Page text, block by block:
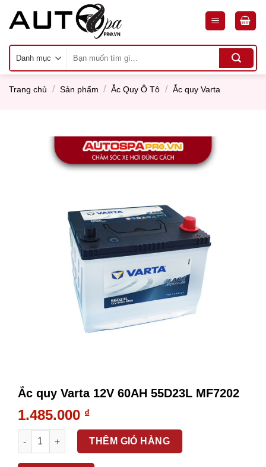
kiếm:
Trang chủ / Sản phẩm / Ắc Quy Ô Tô / Ắc quy Varta
Ắc quy Varta 12V 60AH 55D23L MF7202
1.485.000 ₫
Ắc quy Varta 12V 60AH 55D23L MF7202 số lượng
THÊM GIỎ HÀNG